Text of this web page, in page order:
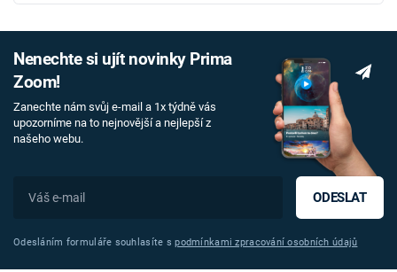
Nenechte si ujít novinky Prima
Zoom!
Zanechte nám svůj e-mail a 1x týdně vás
upozorníme na to nejnovější a nejlepší z
našeho webu.
ODESLAT
Odesláním formuláře souhlasíte spodmínkami zpracování osobních údajů